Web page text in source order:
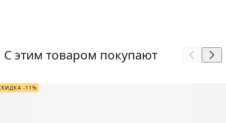
С этим товаром покупают
-11%